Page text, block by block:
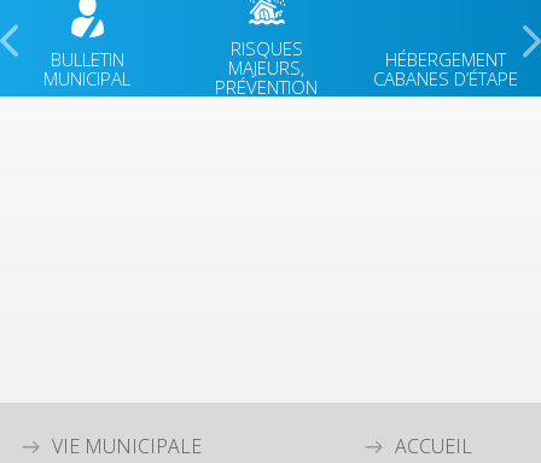
BULLETIN
MUNICIPAL
RISQUES
MAJEURS,
PRÉVENTION
HÉBERGEMENT
CABANES D’ÉTAPE
VIE MUNICIPALE
ACCUEIL